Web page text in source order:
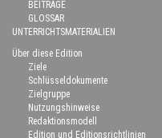
BEITRÄGE
GLOSSAR
UNTERRICHTSMATERIALIEN
Über diese Edition
Ziele
Schlüsseldokumente
Zielgruppe
Nutzungshinweise
Redaktionsmodell
Edition und Editionsrichtlinien